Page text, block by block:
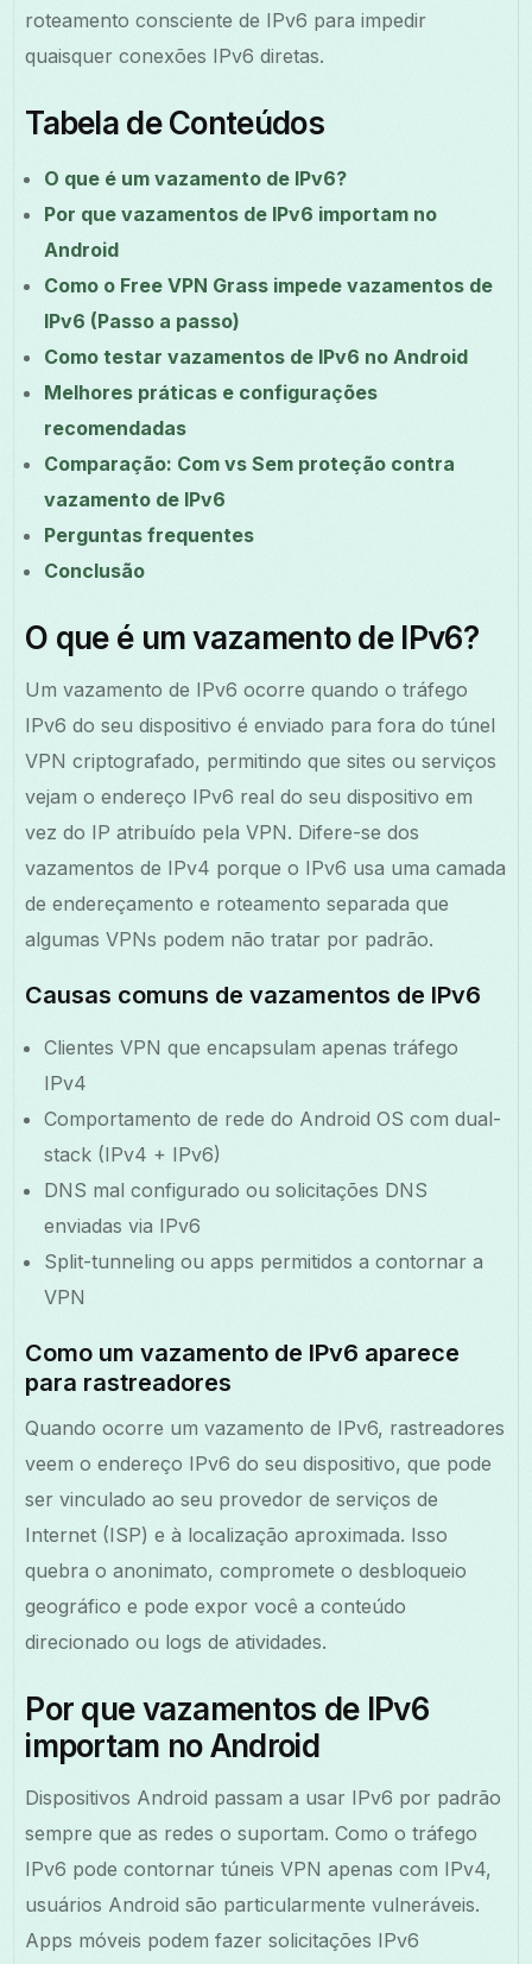
roteamento consciente de IPv6 para impedir
quaisquer conexões IPv6 diretas.
Tabela de Conteúdos
O que é um vazamento de IPv6?
Por que vazamentos de IPv6 importam no
Android
Como o Free VPN Grass impede vazamentos de
IPv6 (Passo a passo)
Como testar vazamentos de IPv6 no Android
Melhores práticas e configurações
recomendadas
Comparação: Com vs Sem proteção contra
vazamento de IPv6
Perguntas frequentes
Conclusão
O que é um vazamento de IPv6?
Um vazamento de IPv6 ocorre quando o tráfego
IPv6 do seu dispositivo é enviado para fora do túnel
VPN criptografado, permitindo que sites ou serviços
vejam o endereço IPv6 real do seu dispositivo em
vez do IP atribuído pela VPN. Difere-se dos
vazamentos de IPv4 porque o IPv6 usa uma camada
de endereçamento e roteamento separada que
algumas VPNs podem não tratar por padrão.
Causas comuns de vazamentos de IPv6
Clientes VPN que encapsulam apenas tráfego
IPv4
Comportamento de rede do Android OS com dual-
stack (IPv4 + IPv6)
DNS mal configurado ou solicitações DNS
enviadas via IPv6
Split-tunneling ou apps permitidos a contornar a
VPN
Como um vazamento de IPv6 aparece
para rastreadores
Quando ocorre um vazamento de IPv6, rastreadores
veem o endereço IPv6 do seu dispositivo, que pode
ser vinculado ao seu provedor de serviços de
Internet (ISP) e à localização aproximada. Isso
quebra o anonimato, compromete o desbloqueio
geográfico e pode expor você a conteúdo
direcionado ou logs de atividades.
Por que vazamentos de IPv6
importam no Android
Dispositivos Android passam a usar IPv6 por padrão
sempre que as redes o suportam. Como o tráfego
IPv6 pode contornar túneis VPN apenas com IPv4,
usuários Android são particularmente vulneráveis.
Apps móveis podem fazer solicitações IPv6